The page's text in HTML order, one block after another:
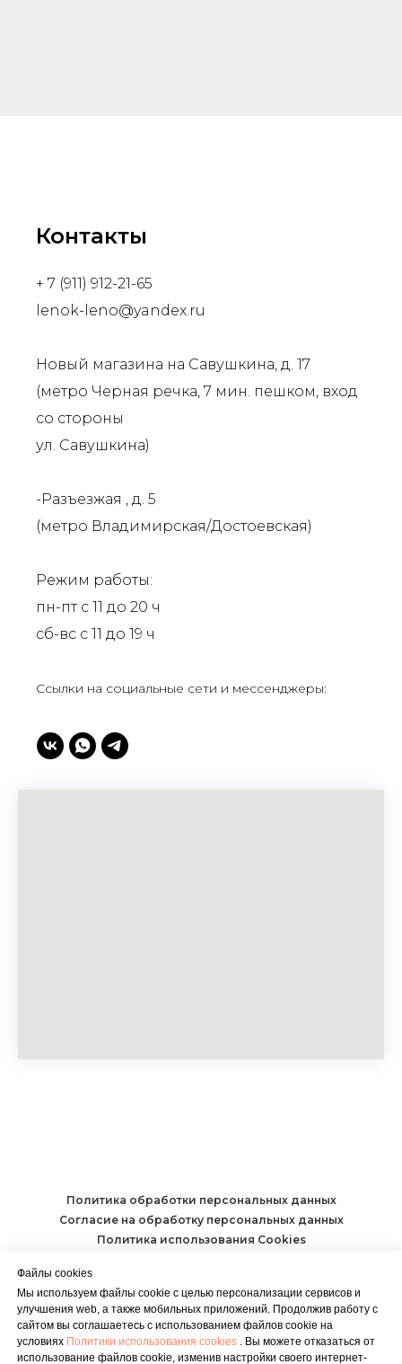
Контакты
+ 7 (911) 912-21-65
lenok-leno@yandex.ru
Новый магазина на Савушкина, д. 17
(метро Черная речка, 7 мин. пешком, вход
со стороны
ул. Савушкина)
-Разъезжая , д. 5
(метро Владимирская/Достоевская)
Режим работы:
пн-пт с 11 до 20 ч
сб-вс с 11 до 19 ч
Ссылки на социальные сети и мессенджеры:
Политика обработки персональных данных
Согласие на обработку персональных данных
Политика использования Cookies
ИП Ивочкина К.А. ИНН 781443032388 ОГРН
321784700185490
Наверх
Файлы cookies
Мы используем файлы cookie с целью персонализации сервисов и
улучшения web, а также мобильных приложений. Продолжив работу с
сайтом вы соглашаетесь с использованием файлов cookie на
условиях Политики использования cookies . Вы можете отказаться от
использование файлов cookie, изменив настройки своего интернет-